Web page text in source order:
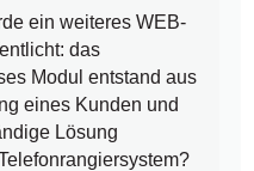
ein weiteres WEB-
das
Modul entstand aus
eines Kunden und
Lösung